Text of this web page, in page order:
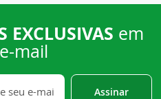
EXCLUSIVAS em
mail
Assinar